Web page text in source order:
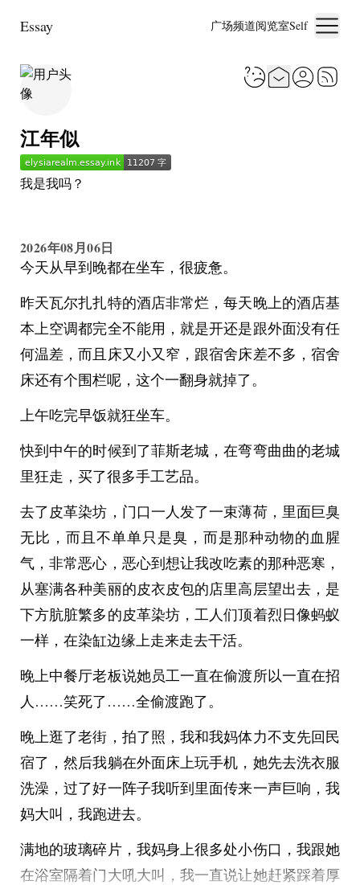
Essay 广场频道阅览室Self
江年似
我是我吗？
2026年08月06日
今天从早到晚都在坐车，很疲惫。
昨天瓦尔扎扎特的酒店非常烂，每天晚上的酒店基
本上空调都完全不能用，就是开还是跟外面没有任
何温差，而且床又小又窄，跟宿舍床差不多，宿舍
床还有个围栏呢，这个一翻身就掉了。
上午吃完早饭就狂坐车。
快到中午的时候到了菲斯老城，在弯弯曲曲的老城
里狂走，买了很多手工艺品。
去了皮革染坊，门口一人发了一束薄荷，里面巨臭
无比，而且不单单只是臭，而是那种动物的血腥
气，非常恶心，恶心到想让我改吃素的那种恶寒，
从塞满各种美丽的皮衣皮包的店里高层望出去，是
下方肮脏繁多的皮革染坊，工人们顶着烈日像蚂蚁
一样，在染缸边缘上走来走去干活。
晚上中餐厅老板说她员工一直在偷渡所以一直在招
人……笑死了……全偷渡跑了。
晚上逛了老街，拍了照，我和我妈体力不支先回民
宿了，然后我躺在外面床上玩手机，她先去洗衣服
洗澡，过了好一阵子我听到里面传来一声巨响，我
妈大叫，我跑进去。
满地的玻璃碎片，我妈身上很多处小伤口，我跟她
在浴室隔着门大吼大叫，我一直说让她赶紧踩着厚